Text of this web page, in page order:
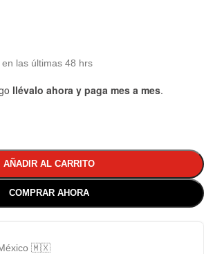
las últimas 48 hrs
llévalo ahora y paga mes a mes.
AÑADIR AL CARRITO
COMPRAR AHORA
🇲🇽